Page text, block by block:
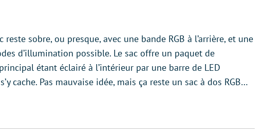
reste sobre, ou presque, avec une bande RGB à l’arrière, et une
d’illumination possible. Le sac offre un paquet de
étant éclairé à l’intérieur par une barre de LED
cache. Pas mauvaise idée, mais ça reste un sac à dos RGB…